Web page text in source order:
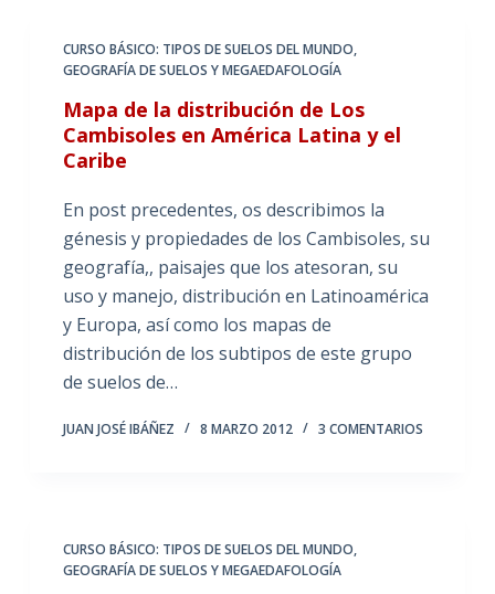
CURSO BÁSICO: TIPOS DE SUELOS DEL MUNDO,
GEOGRAFÍA DE SUELOS Y MEGAEDAFOLOGÍA
Mapa de la distribución de Los
Cambisoles en América Latina y el
Caribe
En post precedentes, os describimos la
génesis y propiedades de los Cambisoles, su
geografía,, paisajes que los atesoran, su
uso y manejo, distribución en Latinoamérica
y Europa, así como los mapas de
distribución de los subtipos de este grupo
de suelos de…
JUAN JOSÉ IBÁÑEZ 8 MARZO 2012 3 COMENTARIOS
CURSO BÁSICO: TIPOS DE SUELOS DEL MUNDO,
GEOGRAFÍA DE SUELOS Y MEGAEDAFOLOGÍA